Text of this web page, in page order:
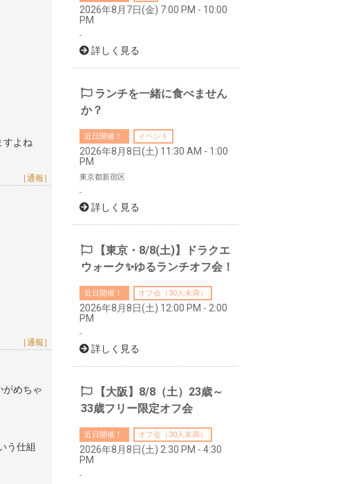
すよね
［通報］
［通報］
がめちゃ
う仕組
2026年8月7日(金) 7:00 PM - 10:00
PM
-
詳しく見る
ランチを一緒に食べません
か？
近日開催！ イベント
2026年8月8日(土) 11:30 AM - 1:00
PM
東京都新宿区
-
詳しく見る
【東京・8/8(土)】ドラクエ
ウォーク✨ゆるランチオフ会！
近日開催！ オフ会（30人未満）
2026年8月8日(土) 12:00 PM - 2:00
PM
-
詳しく見る
【大阪】8/8（土）23歳～
33歳フリー限定オフ会
近日開催！ オフ会（30人未満）
2026年8月8日(土) 2:30 PM - 4:30
PM
-